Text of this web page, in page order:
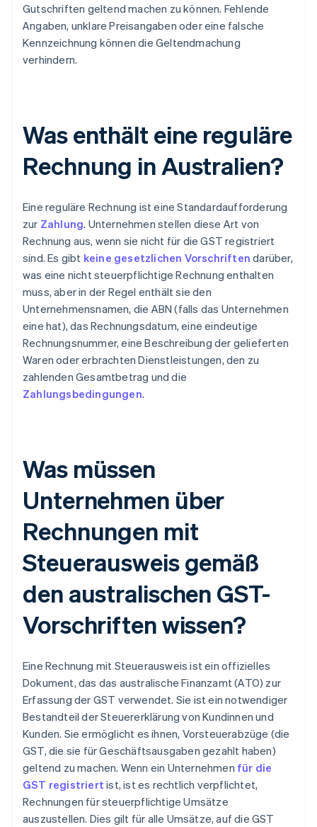
Gutschriften geltend machen zu können. Fehlende
Angaben, unklare Preisangaben oder eine falsche
Kennzeichnung können die Geltendmachung
verhindern.
Was enthält eine reguläre
Rechnung in Australien?
Eine reguläre Rechnung ist eine Standardaufforderung
zur Zahlung. Unternehmen stellen diese Art von
Rechnung aus, wenn sie nicht für die GST registriert
sind. Es gibt keine gesetzlichen Vorschriften darüber,
was eine nicht steuerpflichtige Rechnung enthalten
muss, aber in der Regel enthält sie den
Unternehmensnamen, die ABN (falls das Unternehmen
eine hat), das Rechnungsdatum, eine eindeutige
Rechnungsnummer, eine Beschreibung der gelieferten
Waren oder erbrachten Dienstleistungen, den zu
zahlenden Gesamtbetrag und die
Zahlungsbedingungen.
Was müssen
Unternehmen über
Rechnungen mit
Steuerausweis gemäß
den australischen GST-
Vorschriften wissen?
Eine Rechnung mit Steuerausweis ist ein offizielles
Dokument, das das australische Finanzamt (ATO) zur
Erfassung der GST verwendet. Sie ist ein notwendiger
Bestandteil der Steuererklärung von Kundinnen und
Kunden. Sie ermöglicht es ihnen, Vorsteuerabzüge (die
GST, die sie für Geschäftsausgaben gezahlt haben)
geltend zu machen. Wenn ein Unternehmen für die
GST registriert ist, ist es rechtlich verpflichtet,
Rechnungen für steuerpflichtige Umsätze
auszustellen. Dies gilt für alle Umsätze, auf die GST